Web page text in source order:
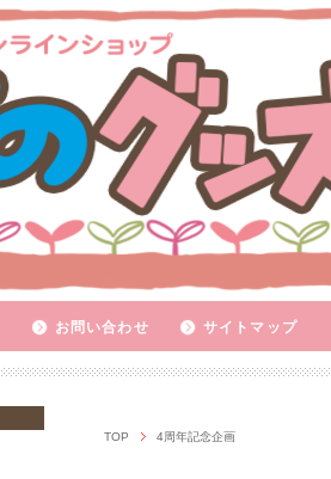
お問い合わせ サイトマップ
TOP 4周年記念企画